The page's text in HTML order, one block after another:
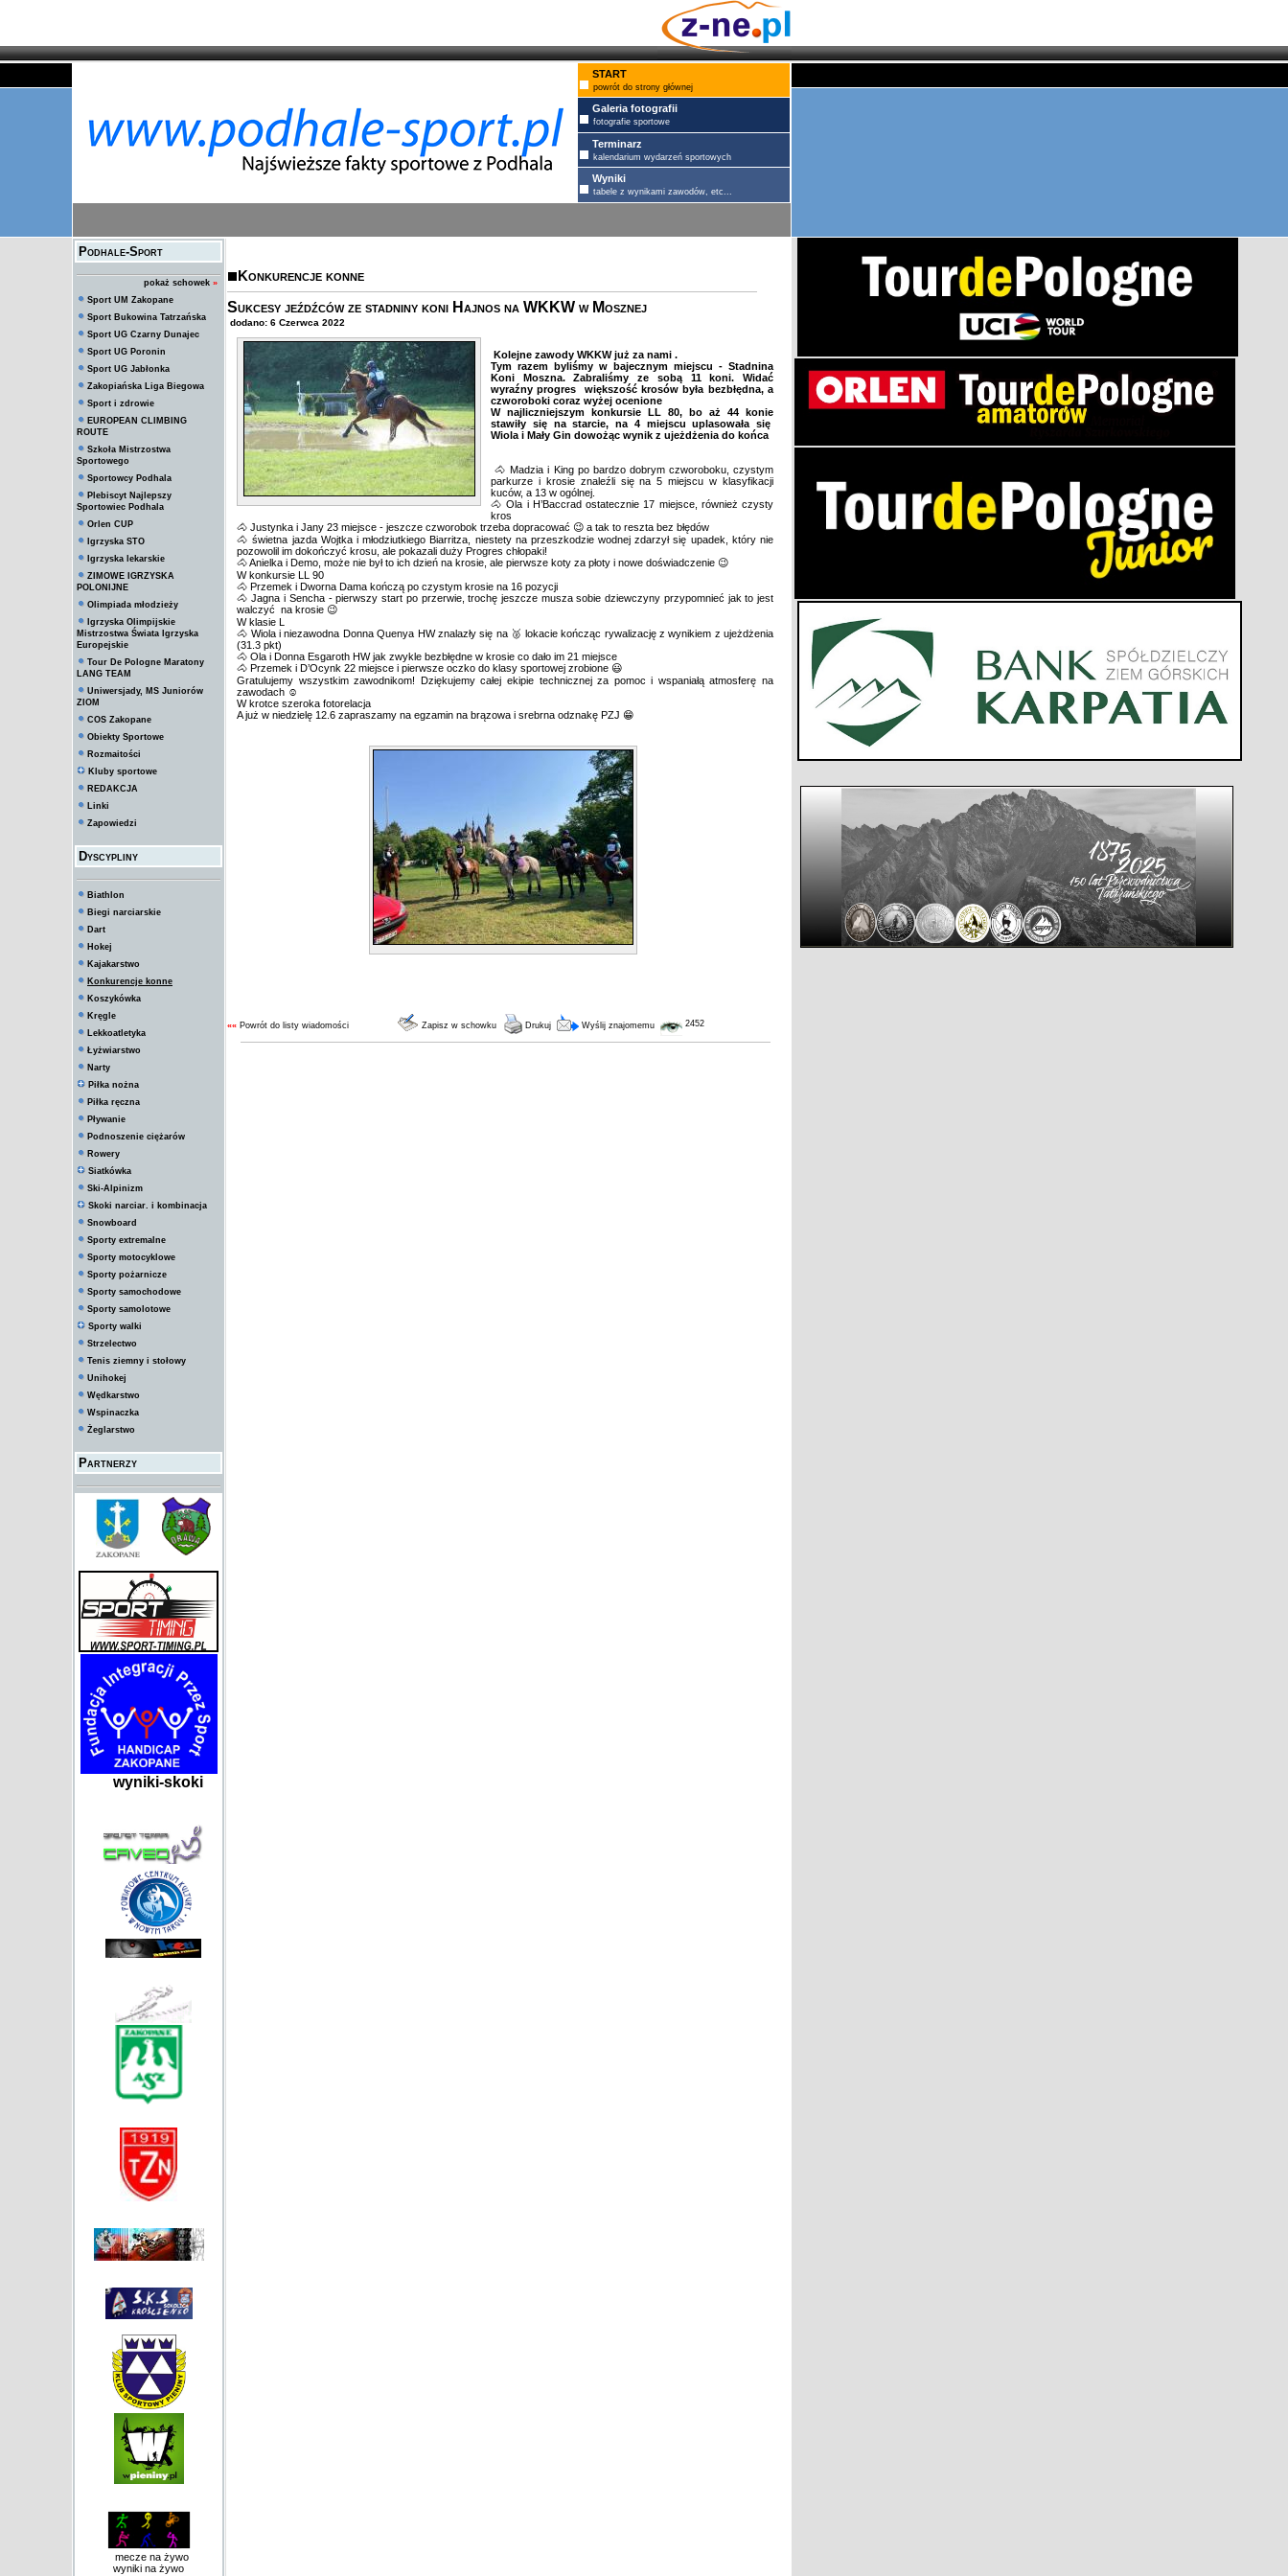
START
powrót do strony głównej
Galeria fotografii
fotografie sportowe
Terminarz
kalendarium wydarzeń sportowych
Wyniki
tabele z wynikami zawodów, etc...
Podhale-Sport
pokaż schowek »
Sport UM Zakopane
Sport Bukowina Tatrzańska
Sport UG Czarny Dunajec
Sport UG Poronin
Sport UG Jabłonka
Zakopiańska Liga Biegowa
Sport i zdrowie
EUROPEAN CLIMBING
ROUTE
Szkoła Mistrzostwa
Sportowego
Sportowcy Podhala
Plebiscyt Najlepszy
Sportowiec Podhala
Orlen CUP
Igrzyska STO
Igrzyska lekarskie
ZIMOWE IGRZYSKA
POLONIJNE
Olimpiada młodzieży
Igrzyska Olimpijskie
Mistrzostwa Świata Igrzyska
Europejskie
Tour De Pologne Maratony
LANG TEAM
Uniwersjady, MS Juniorów
ZIOM
COS Zakopane
Obiekty Sportowe
Rozmaitości
Kluby sportowe
REDAKCJA
Linki
Zapowiedzi
Dyscypliny
Biathlon
Biegi narciarskie
Dart
Hokej
Kajakarstwo
Konkurencje konne
Koszykówka
Kręgle
Lekkoatletyka
Łyżwiarstwo
Narty
Piłka nożna
Piłka ręczna
Pływanie
Podnoszenie ciężarów
Rowery
Siatkówka
Ski-Alpinizm
Skoki narciar. i kombinacja
Snowboard
Sporty extremalne
Sporty motocyklowe
Sporty pożarnicze
Sporty samochodowe
Sporty samolotowe
Sporty walki
Strzelectwo
Tenis ziemny i stołowy
Unihokej
Wędkarstwo
Wspinaczka
Żeglarstwo
Partnerzy
wyniki-skoki
mecze na żywo
wyniki na żywo
Konkurencje konne
Sukcesy jeźdźców ze stadniny koni Hajnos na WKKW w Mosznej
dodano: 6 Czerwca 2022
Kolejne zawody WKKW już za nami .
Tym razem byliśmy w bajecznym miejscu - Stadnina
Koni Moszna. Zabraliśmy ze sobą 11 koni. Widać
wyraźny progres większość krosów była bezbłędna, a
czworoboki coraz wyżej ocenione
W najliczniejszym konkursie LL 80, bo aż 44 konie
stawiły się na starcie, na 4 miejscu uplasowała się
Wiola i Mały Gin dowożąc wynik z ujeżdżenia do końca
🐴 Madzia i King po bardzo dobrym czworoboku, czystym
parkurze i krosie znaleźli się na 5 miejscu w klasyfikacji
kuców, a 13 w ogólnej.
🐴 Ola i H’Baccrad ostatecznie 17 miejsce, również czysty
kros
🐴 Justynka i Jany 23 miejsce - jeszcze czworobok trzeba dopracować 😉 a tak to reszta bez błędów
🐴 świetna jazda Wojtka i młodziutkiego Biarritza, niestety na przeszkodzie wodnej zdarzył się upadek, który nie
pozowolil im dokończyć krosu, ale pokazali duży Progres chłopaki!
🐴 Anielka i Demo, może nie był to ich dzień na krosie, ale pierwsze koty za płoty i nowe doświadczenie 😉
W konkursie LL 90
🐴 Przemek i Dworna Dama kończą po czystym krosie na 16 pozycji
🐴 Jagna i Sencha - pierwszy start po przerwie, trochę jeszcze musza sobie dziewczyny przypomnieć jak to jest
walczyć na krosie 😉
W klasie L
🐴 Wiola i niezawodna Donna Quenya HW znalazły się na 🥈 lokacie kończąc rywalizację z wynikiem z ujeżdżenia
(31.3 pkt)
🐴 Ola i Donna Esgaroth HW jak zwykle bezbłędne w krosie co dało im 21 miejsce
🐴 Przemek i D’Ocynk 22 miejsce i pierwsze oczko do klasy sportowej zrobione 😃
Gratulujemy wszystkim zawodnikom! Dziękujemy całej ekipie technicznej za pomoc i wspaniałą atmosferę na
zawodach ☺️
W krotce szeroka fotorelacja
A już w niedzielę 12.6 zapraszamy na egzamin na brązowa i srebrna odznakę PZJ 😁
«« Powrót do listy wiadomości Zapisz w schowku Drukuj Wyślij znajomemu 2452